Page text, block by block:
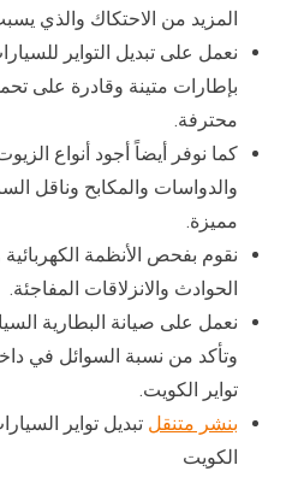
المزيد من الاحتكاك والذي
نعمل على تبديل التواير
بإطارات متينة وقادرة على
محترفة.
كما نوفر أيضاً أجود أنواع
والدواسات والمكابح وناقل
مميزة.
الحوادث والانزلاقات المفاجئة.
نعمل على صيانة البطارية
وتأكد من نسبة السوائل في
تواير الكويت.
بنشر متنقل تبديل تواير
الكويت